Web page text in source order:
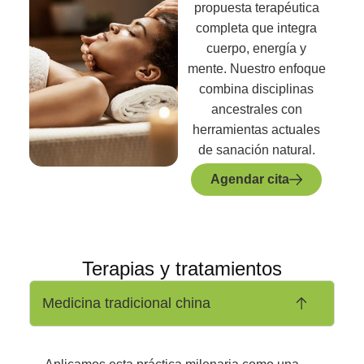
propuesta terapéutica
completa que integra
cuerpo, energía y
mente. Nuestro enfoque
combina disciplinas
ancestrales con
herramientas actuales
de sanación natural.
Agendar cita
Terapias y tratamientos
Medicina tradicional china